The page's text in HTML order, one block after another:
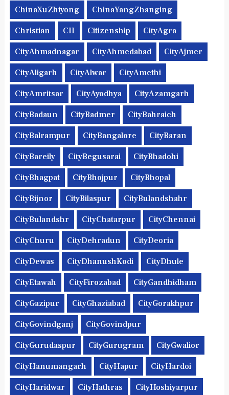
ChinaXuZhiyong ChinaYangZhanging
Christian CII Citizenship CityAgra
CityAhmadnagar CityAhmedabad CityAjmer
CityAligarh CityAlwar CityAmethi
CityAmritsar CityAyodhya CityAzamgarh
CityBadaun CityBadmer CityBahraich
CityBalrampur CityBangalore CityBaran
CityBareily CityBegusarai CityBhadohi
CityBhagpat CityBhojpur CityBhopal
CityBijnor CityBilaspur CityBulandshahr
CityBulandshr CityChatarpur CityChennai
CityChuru CityDehradun CityDeoria
CityDewas CityDhanushKodi CityDhule
CityEtawah CityFirozabad CityGandhidham
CityGazipur CityGhaziabad CityGorakhpur
CityGovindganj CityGovindpur
CityGurudaspur CityGurugram CityGwalior
CityHanumangarh CityHapur CityHardoi
CityHaridwar CityHathras CityHoshiyarpur